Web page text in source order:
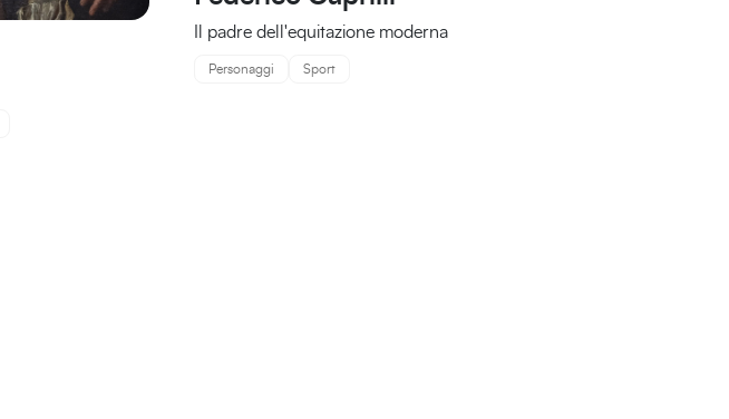
Il padre dell'equitazione moderna
Personaggi Sport